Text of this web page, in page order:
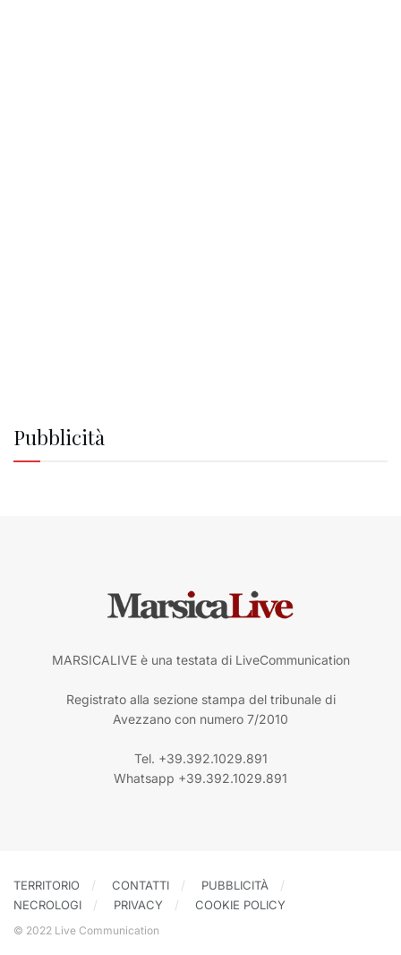
Pubblicità
MARSICALIVE è una testata di LiveCommunication
Registrato alla sezione stampa del tribunale di
Avezzano con numero 7/2010
Tel. +39.392.1029.891
Whatsapp +39.392.1029.891
TERRITORIO CONTATTI
PUBBLICITÀ
NECROLOGI
PRIVACY COOKIE POLICY
© 2022 Live Communication